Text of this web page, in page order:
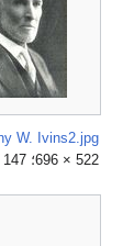
W. Ivins2.jpg
522 × 696؛ 147 كيلوبايت